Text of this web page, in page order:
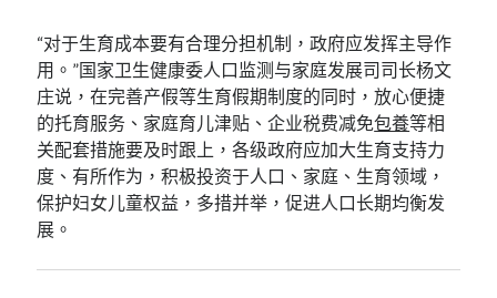
“对于生育成本要有合理分担机制，政府应发挥主导作
用。”国家卫生健康委人口监测与家庭发展司司长杨文
庄说，在完善产假等生育假期制度的同时，放心便捷
的托育服务、家庭育儿津贴、企业税费减免包養等相
关配套措施要及时跟上，各级政府应加大生育支持力
度、有所作为，积极投资于人口、家庭、生育领域，
保护妇女儿童权益，多措并举，促进人口长期均衡发
展。